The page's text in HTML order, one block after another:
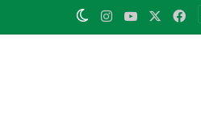
Facebook
YouTube
Instagram
Switch skin